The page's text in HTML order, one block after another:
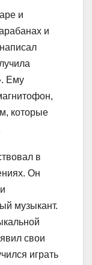
и
и
Ему
которые
в
Он
музыкант.
свои
играть